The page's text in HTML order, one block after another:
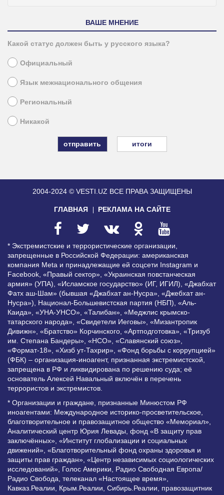
ВАШЕ МНЕНИЕ
Какой статус должен быть у русского языка?
Официальный
Язык межнационального общения
Региональный
Никакой
итоги
2004-2024 © VESTI.UZ ВСЕ ПРАВА ЗАЩИЩЕНЫ
ГЛАВНАЯ РЕКЛАМА НА САЙТЕ
* Экстремистские и террористические организации,
запрещенные в Российской Федерации: американская
компания Meta и принадлежащие ей соцсети Instagram и
Facebook, «Правый сектор», «Украинская повстанческая
армия» (УПА), «Исламское государство» (ИГ, ИГИЛ), «Джабхат
Фатх аш-Шам» (бывшая «Джабхат ан-Нусра», «Джебхат ан-
Нусра»), Национал-Большевистская партия (НБП), «Аль-
Каида», «УНА-УНСО», «Талибан», «Меджлис крымско-
татарского народа», «Свидетели Иеговы», «Мизантропик
Дивижн», «Братство» Корчинского, «Артподготовка», «Тризуб
им. Степана Бандеры», «НСО», «Славянский союз»,
«Формат-18», «Хизб ут-Тахрир», «Фонд борьбы с коррупцией»
(ФБК) – организация-иноагент, признанная экстремистской,
запрещена в РФ и ликвидирована по решению суда; её
основатель Алексей Навальный включён в перечень
террористов и экстремистов.
* Организации и граждане, признанные Минюстом РФ
иноагентами: Международное историко-просветительское,
благотворительное и правозащитное общество «Мемориал»,
Аналитический центр Юрия Левады, фонд «В защиту прав
заключённых», «Институт глобализации и социальных
движений», «Благотворительный фонд охраны здоровья и
защиты прав граждан», «Центр независимых социологических
исследований», Голос Америки, Радио Свободная Европа/
Радио Свобода, телеканал «Настоящее время»,
Кавказ.Реалии, Крым.Реалии, Сибирь.Реалии, правозащитник